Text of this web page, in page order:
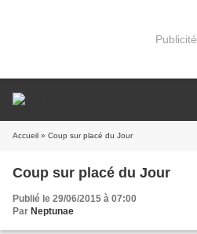
Publicité
Accueil » Coup sur placé du Jour
Coup sur placé du Jour
Publié le 29/06/2015 à 07:00
Par Neptunae